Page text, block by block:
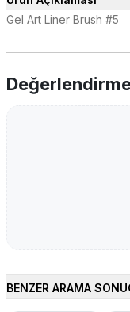
Gel Art Liner Brush #5
BENZER ARAMA